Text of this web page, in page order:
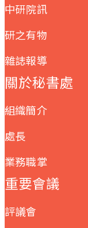
中研院訊
研之有物
雜誌報導
關於秘書處
組織簡介
處長
業務職掌
重要會議
評議會